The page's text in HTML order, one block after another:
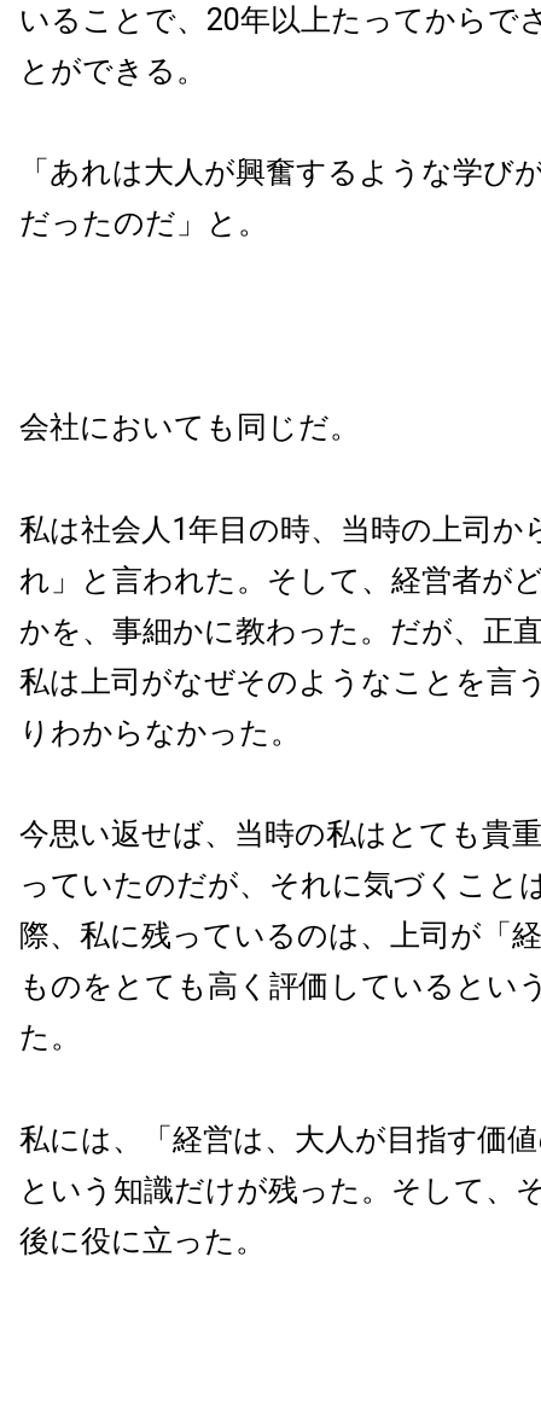
いることで、20年以上たってからで
とができる。
「あれは大人が興奮するような学び
だったのだ」と。
会社においても同じだ。
私は社会人1年目の時、当時の上司か
れ」と言われた。そして、経営者が
かを、事細かに教わった。だが、正
私は上司がなぜそのようなことを言
りわからなかった。
今思い返せば、当時の私はとても貴
っていたのだが、それに気づくこと
際、私に残っているのは、上司が「
ものをとても高く評価しているとい
た。
私には、「経営は、大人が目指す価
という知識だけが残った。そして、
後に役に立った。